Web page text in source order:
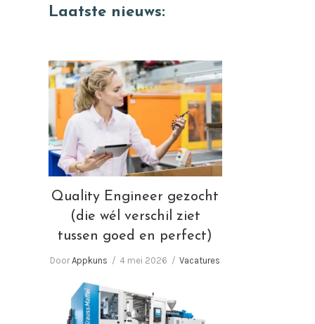
website
Laatste nieuws:
Quality Engineer gezocht
(die wél verschil ziet tussen
goed en perfect)
Quality Engineer gezocht
(die wél verschil ziet
tussen goed en perfect)
DoorAppkuns 4 mei 2026 Vacatures